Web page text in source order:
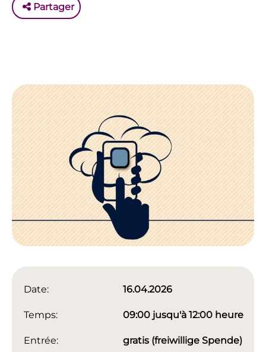
Partager
Date: 16.04.2026
Temps: 09:00 jusqu'à 12:00 heure
Entrée: gratis (freiwillige Spende)